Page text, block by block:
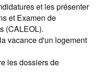
et les présenter
et Examen de
(CALEOL).
vacance d'un logement
les dossiers de